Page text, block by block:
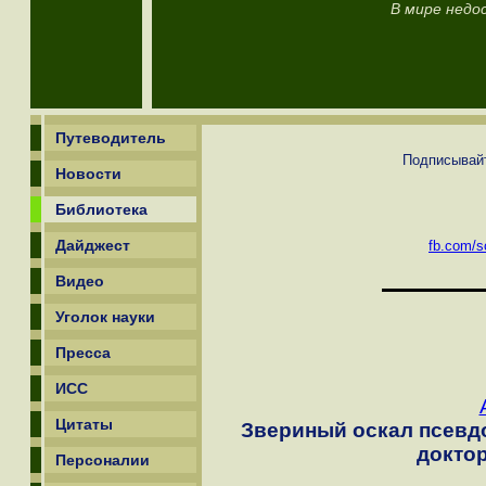
В мире
Путеводитель
Новости
Библиотека
Дайджест
Видео
Уголок науки
Пресса
ИСС
Цитаты
Персоналии
fb.com/
Звериный оскал